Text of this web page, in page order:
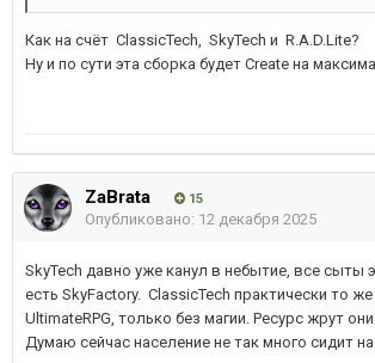
Как на счёт ClassicTech, SkyTech и R.A.D.Lite?
Ну и по сути эта сборка будет Create на
ZaBrata 15
Опубликовано: 12 декабря 2025
SkyTech давно уже канул в небытие, все сыты
есть SkyFactory. ClassicTech практически то
UltimateRPG, только без магии. Ресурс жрут
Думаю сейчас население не так много сидит